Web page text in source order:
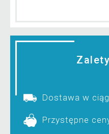
Dostawa w
Przystępne